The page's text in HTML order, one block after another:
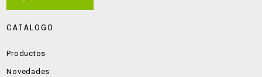
CATÁLOGO
Productos
Novedades